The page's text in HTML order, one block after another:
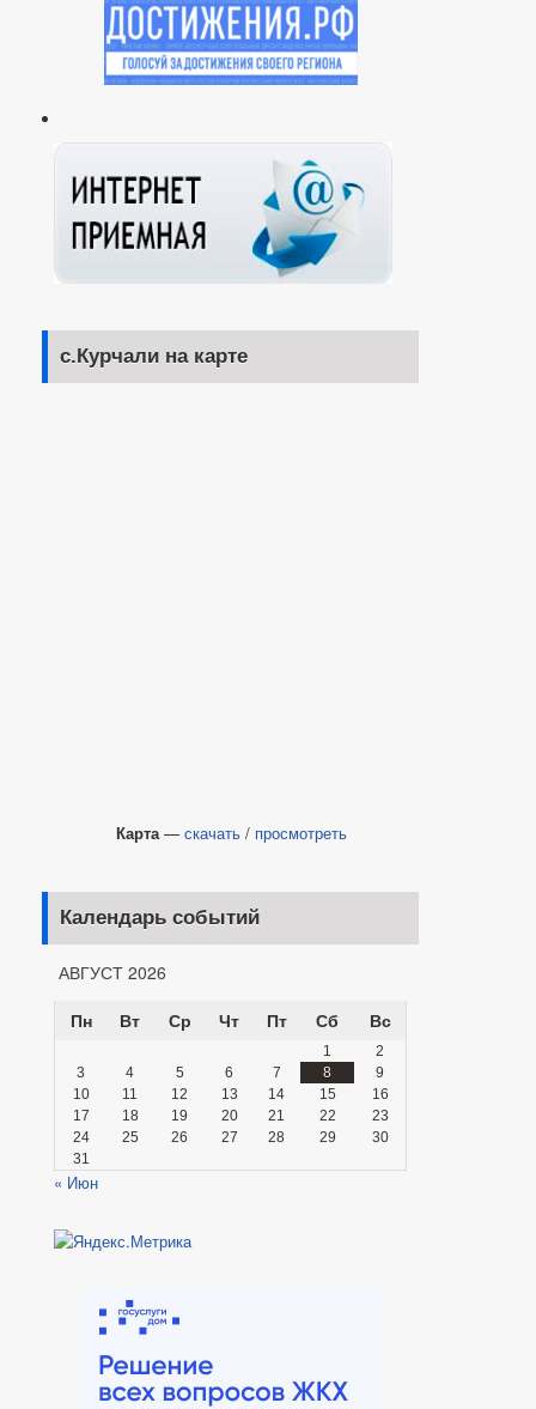
с.Курчали на карте
Карта— скачать / просмотреть
Календарь событий
АВГУСТ 2026
Пн
Вт Ср Чт Пт Сб Вс
1
2
3
4 5 6 7 8
9
10
11 12 13 14 15
16
17
18 19 20 21 22
23
24
25 26 27 28 29
30
31
« Июн